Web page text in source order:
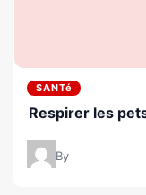
SANTé
Respirer les
By